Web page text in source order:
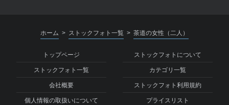
ホーム > ストックフォト一覧 > 茶道の女性（二人）
トップページ ストックフォトについて
ストックフォト一覧 カテゴリ一覧
会社概要 ストックフォト利用規約
個人情報の取扱いについて プライスリスト